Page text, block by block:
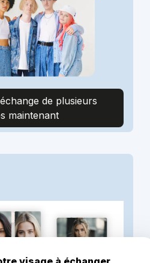
de plusieurs
maintenant